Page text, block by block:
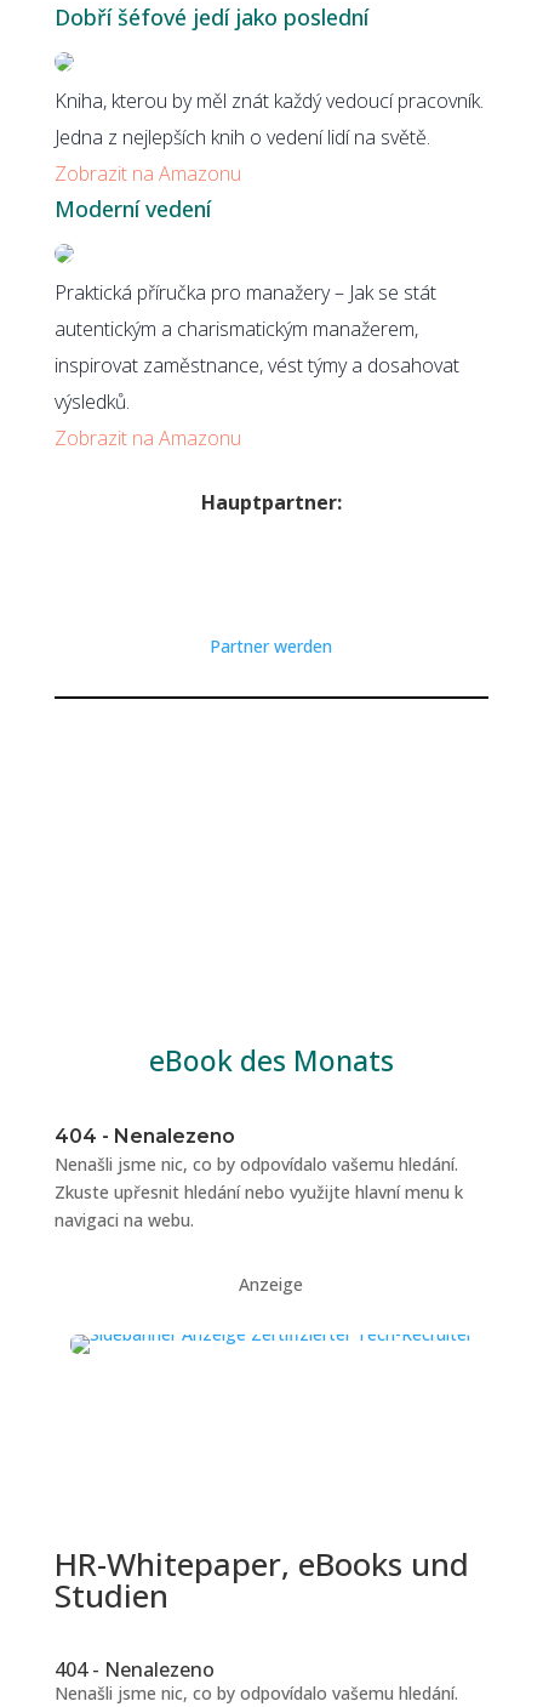
Dobří šéfové jedí jako poslední
Kniha, kterou by měl znát každý vedoucí pracovník.
Jedna z nejlepších knih o vedení lidí na světě.
Zobrazit na Amazonu
Moderní vedení
Praktická příručka pro manažery – Jak se stát
autentickým a charismatickým manažerem,
inspirovat zaměstnance, vést týmy a dosahovat
výsledků.
Zobrazit na Amazonu
Hauptpartner:
Partner werden
eBook des Monats
404 - Nenalezeno
Nenašli jsme nic, co by odpovídalo vašemu hledání.
Zkuste upřesnit hledání nebo využijte hlavní menu k
navigaci na webu.
Anzeige
HR-Whitepaper, eBooks und
Studien
404 - Nenalezeno
Nenašli jsme nic, co by odpovídalo vašemu hledání.